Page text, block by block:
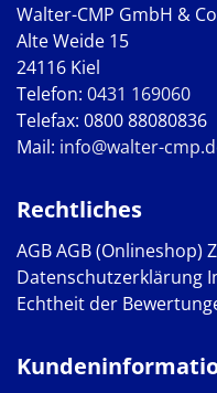
Walter-CMP GmbH &
Alte Weide 15
24116 Kiel
Telefon: 0431 169060
Telefax: 0800 88080836
Mail: info@walter-
Rechtliches
AGBAGB (Onlineshop)
Datenschutzerklärung
Echtheit der